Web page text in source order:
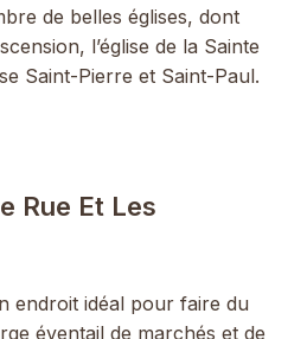
de belles églises, dont
l’église de la Sainte
Saint-Pierre et Saint-Paul.
Rue Et Les
endroit idéal pour faire du
éventail de marchés et de